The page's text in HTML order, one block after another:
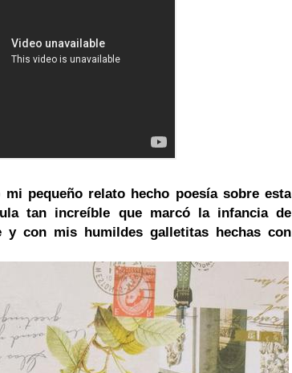
pequeño relato hecho poesía sobre esta
tan increíble que marcó la infancia de
y con mis humildes galletitas hechas con